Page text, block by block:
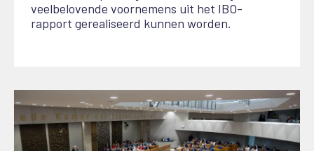
veelbelovende voornemens uit het IBO-
rapport gerealiseerd kunnen worden.